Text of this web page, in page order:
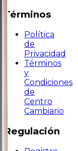
Términos
Política
de
Privacidad
Términos
y
Condiciones
de
Centro
Cambiario
Regulación